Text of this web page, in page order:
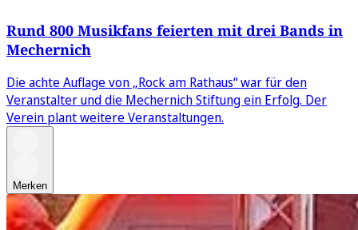
Rund 800 Musikfans feierten mit drei Bands in
Mechernich
Die achte Auflage von „Rock am Rathaus“ war für den
Veranstalter und die Mechernich Stiftung ein Erfolg. Der
Verein plant weitere Veranstaltungen.
Merken